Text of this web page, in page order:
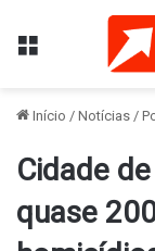
Menu
Início / Notícias /
Cidade
quase